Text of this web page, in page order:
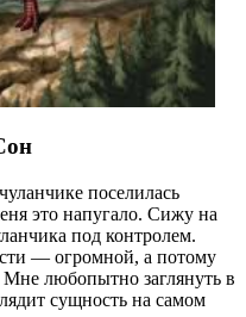
поселилась
это напугало. Сижу на
под контролем.
— огромной, а потому
любопытно заглянуть в
сущность на самом